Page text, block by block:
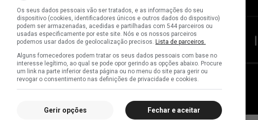
Os seus dados pessoais vão ser tratados, e as informações do seu
dispositivo (cookies, identificadores únicos e outros dados do dispositivo)
podem ser armazenadas, acedidas e partilhadas com 544 parceiros ou
usadas especificamente por este site. Nós e os nossos parceiros
podemos usar dados de geolocalização precisos. Lista de parceiros.
Alguns fornecedores podem tratar os seus dados pessoais com base no
interesse legítimo, ao qual se pode opor gerindo as opções abaixo. Procure
um link na parte inferior desta página ou no menu do site para gerir ou
revogar o consentimento nas definições de privacidade e cookies.
Fechar e aceitar
Gerir opções